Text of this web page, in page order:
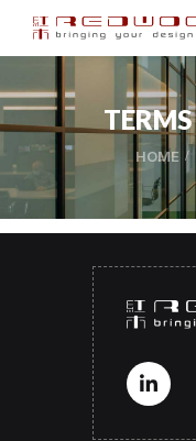
HOME
当ウェブサイトへよう
びご利用される場合、
ます。これらの利用規
て、本ウェブサイトに関
るものです。これらの
は、本ウェブサイトの
Redwood」とは、本